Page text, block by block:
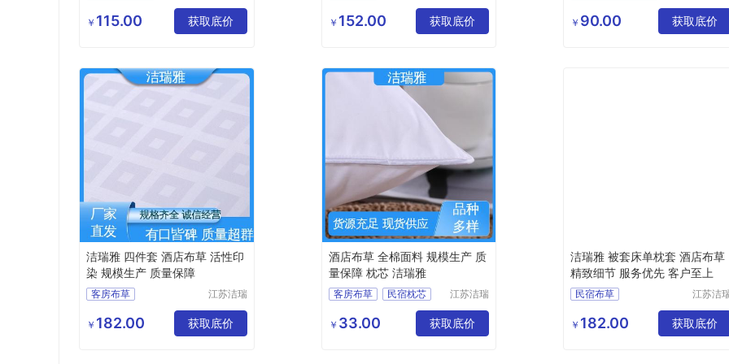
酒店布草
有限公司
￥ 115.00 获取底价
客房布草
有限公司
￥ 152.00 获取底价
客房布草
宾馆浴巾
有限公司
￥ 90.00 获取底价
洁瑞雅 四件套 酒店布草 活性印
染 规模生产 质量保障
客房布草
宾馆床上用品
江苏洁瑞
有限公司
￥ 182.00 获取底价
酒店布草 全棉面料 规模生产 质
量保障 枕芯 洁瑞雅
客房布草
民宿枕芯
酒店布草
江苏洁瑞
有限公司
￥ 33.00 获取底价
洁瑞雅 被套床单枕套 酒店布草
精致细节 服务优先 客户至上
民宿布草
酒店布草
江苏洁
有限公司
￥ 182.00 获取底价